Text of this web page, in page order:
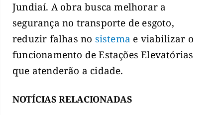
Jundiaí. A obra busca melhorar a
segurança no transporte de esgoto,
reduzir falhas no sistema e viabilizar o
funcionamento de Estações Elevatórias
que atenderão a cidade.
NOTÍCIAS RELACIONADAS